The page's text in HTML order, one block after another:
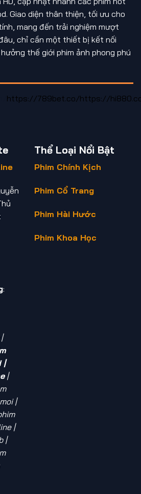
Giao diện thân thiện, tối ưu cho
mang đến trải nghiệm mượt
chỉ cần một thiết bị kết nối
thế giới phim ảnh phong phú
https://789bet.co/https://
:
|
|
|
|
|
Thể Loại Nổi Bật
Phim Chính Kịch
Phim Cổ Trang
Phim Hài Hước
Phim Khoa Học